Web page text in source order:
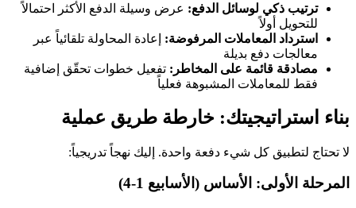
ترتيب ذكي لوسائل الدفع:عرض وسيلة الدفع الأكثر احتمالاً
للتحويل أولاً
استرداد المعاملات المرفوضة:إعادة المحاولة تلقائياً عبر
معالجات دفع بديلة
مصادقة قائمة على المخاطر: تفعيل خطوات تحقّق إضافية
فقط للمعاملات المشبوهة فعلياً
بناء استراتيجيتك: خارطة طريق عملية
لا تحتاج لتطبيق كل شيء دفعة واحدة. إليك نهجاً تدريجياً:
المرحلة الأولى: الأساس (الأسابيع 1-4)